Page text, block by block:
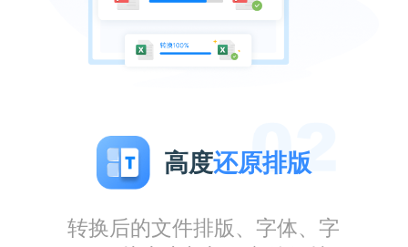
高度还原排版
转换后的文件排版、字体、字